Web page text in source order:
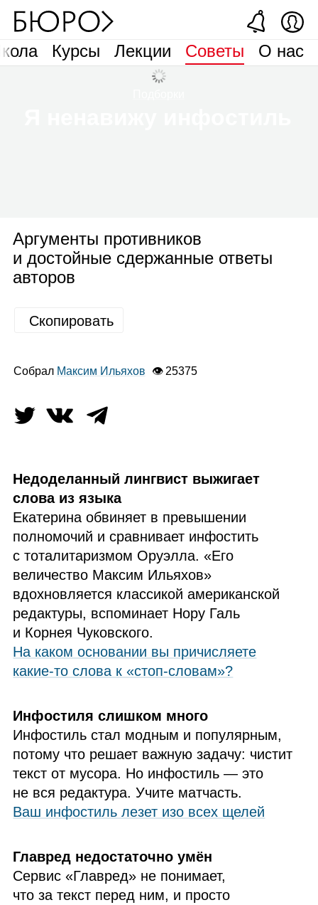
Курсы Лекции Советы О нас
Аргументы противников
и достойные сдержанные ответы
авторов
Скопировать
Собрал Максим Ильяхов 👁 25375
Недоделанный лингвист выжигает
слова из языка
Екатерина обвиняет в превышении
полномочий и сравнивает инфостить
с тоталитаризмом Оруэлла. «Его
величество Максим Ильяхов»
вдохновляется классикой американской
редактуры, вспоминает Нору Галь
и Корнея Чуковского.
На каком основании вы причисляете
какие-то слова к «стоп-словам»?
Инфостиля слишком много
Инфостиль стал модным и популярным,
потому что решает важную задачу: чистит
текст от мусора. Но инфостиль — это
не вся редактура. Учите матчасть.
Ваш инфостиль лезет изо всех щелей
Главред недостаточно умён
Сервис «Главред» не понимает,
что за текст перед ним, и просто